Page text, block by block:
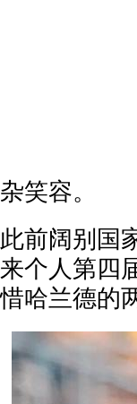
杂笑容。
此前阔别国
来个人第四
惜哈兰德的